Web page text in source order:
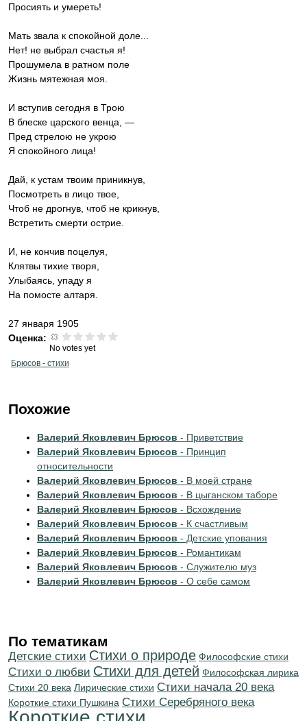
Просиять и умереть!
Мать звала к спокойной доле...
Нет! не выбрал счастья я!
Прошумела в ратном поле
Жизнь мятежная моя.
И вступив сегодня в Трою
В блеске царского венца, —
Пред стрелою не укрою
Я спокойного лица!
Дай, к устам твоим приникнув,
Посмотреть в лицо твое,
Чтоб не дрогнув, чтоб не крикнув,
Встретить смерти острие.
И, не кончив поцелуя,
Клятвы тихие творя,
Улыбаясь, упаду я
На помосте алтаря.
27 января 1905
Оценка:
No votes yet
Брюсов - стихи
Похожие
Валерий Яковлевич Брюсов - Приветствие
Валерий Яковлевич Брюсов - Принцип
относительности
Валерий Яковлевич Брюсов - В моей стране
Валерий Яковлевич Брюсов - В цыганском таборе
Валерий Яковлевич Брюсов - Всхождение
Валерий Яковлевич Брюсов - К счастливым
Валерий Яковлевич Брюсов - Детские упования
Валерий Яковлевич Брюсов - Романтикам
Валерий Яковлевич Брюсов - Служителю муз
Валерий Яковлевич Брюсов - О себе самом
По тематикам
Детские стихи Стихи о природе Философские стихи
Стихи о любви Стихи для детей Философская лирика
Стихи 20 века Лирические стихи Cтихи начала 20 века
Короткие стихи Пушкина Cтихи Серебряного века